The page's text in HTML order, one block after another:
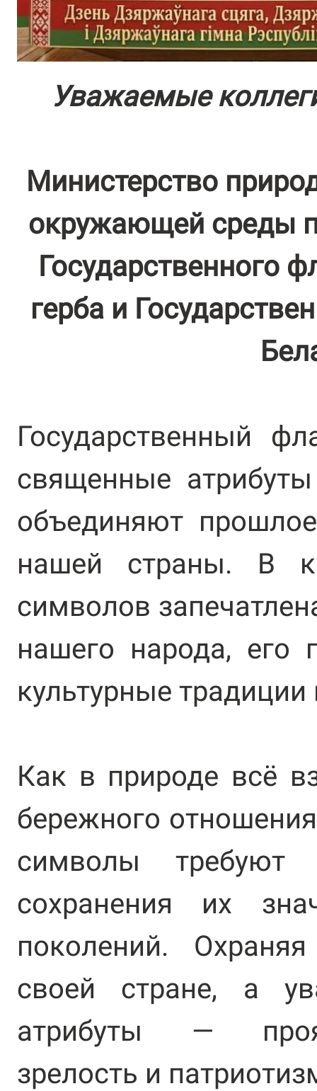
Уважаемые
Министерство
окружающей среды
Государственного
герба и
Государственный
священные
объединяют
нашей страны. В
символов
нашего народа, его
культурные
Как в природе всё
бережного
символы
сохранения их
поколений.
своей стране, а
атрибуты —
зрелость и